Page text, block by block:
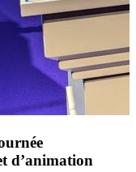
d’animation